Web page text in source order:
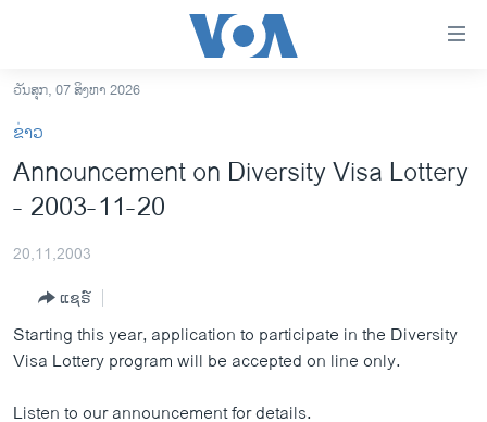
ເຂົ້າ
ຫາ
ຂ້າມ
ຂ້າມ
ຫາ
ອາເມຣິກາ
ຂ່າວ​ຈີນ
ໂລກ
ເອເຊຍ
ວັນສຸກ, 07 ສິງຫາ 2026
ຂ່າວ
Announcement on Diversity Visa Lottery
- 2003-11-20
20,11,2003
ແຊຣ໌
Starting this year, application to participate in the Diversity
Visa Lottery program will be accepted on line only.
Listen to our announcement for details.